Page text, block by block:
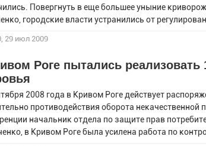
Повергнуть в еще большее уныние
городские власти устранились от
29 июл 2009
Роге пытались
2008 года в Кривом Роге действует
противодействия оборота
начальник отдела по защите прав
в Кривом Роге была усилена работа по